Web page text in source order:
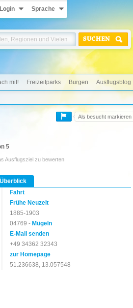
Login Sprache
SUCHEN
mit! Freizeitparks Burgen Ausflugsblog
Als besucht markieren
5
Ausflugsziel zu bewerten
Fahrt
Frühe Neuzeit
1885-1903
04769 - Mügeln
E-Mail senden
+49 34362 32343
zur Homepage
51.236638, 13.057548